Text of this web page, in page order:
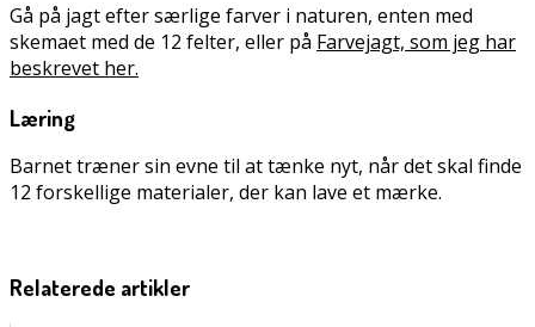
Gå på jagt efter særlige farver i naturen, enten med
skemaet med de 12 felter, eller på Farvejagt, som jeg har
beskrevet her.
Læring
Barnet træner sin evne til at tænke nyt, når det skal finde
12 forskellige materialer, der kan lave et mærke.
Relaterede artikler